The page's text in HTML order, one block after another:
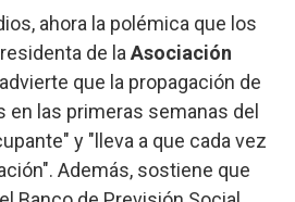
ahora la polémica que los
de laAsociación
advierte que la propagación de
en las primeras semanas del
y "lleva a que cada vez
Además, sostiene que